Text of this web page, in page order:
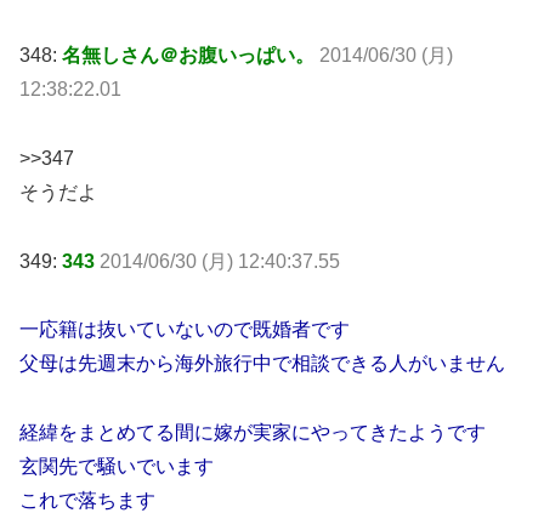
348: 名無しさん＠お腹いっぱい。 2014/06/30 (月)
12:38:22.01
>>347
そうだよ
349: 343 2014/06/30 (月) 12:40:37.55
一応籍は抜いていないので既婚者です
父母は先週末から海外旅行中で相談できる人がいません
経緯をまとめてる間に嫁が実家にやってきたようです
玄関先で騒いでいます
これで落ちます